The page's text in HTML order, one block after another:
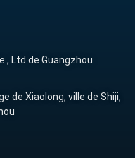
Ltd de Guangzhou
de Xiaolong, ville de Shiji,